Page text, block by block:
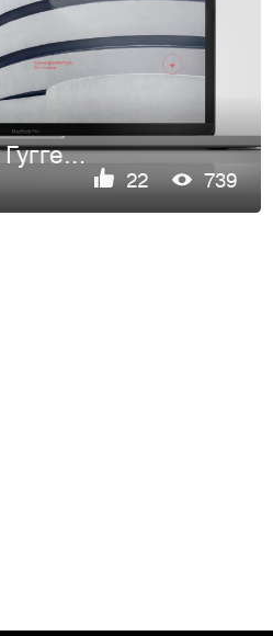
Сайт для Музея Гуггенхайма // Landing Museum on Tilda
22 739